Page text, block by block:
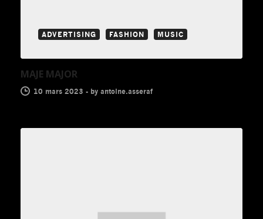
ADVERTISING FASHION MUSIC
MAJE MAJOR
10 mars 2023 - by antoine.asseraf